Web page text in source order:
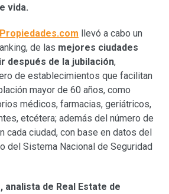
vida.
Propiedades.com llevó a cabo un
de las mejores ciudades
después de la jubilación,
de establecimientos que facilitan
mayor de 60 años, como
médicos, farmacias, geriátricos,
etcétera; además del número de
cada ciudad, con base en datos del
del Sistema Nacional de Seguridad
analista de Real Estate de